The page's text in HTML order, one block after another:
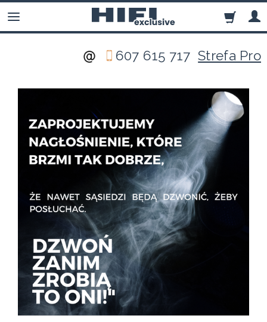
607 615 717Strefa Pro